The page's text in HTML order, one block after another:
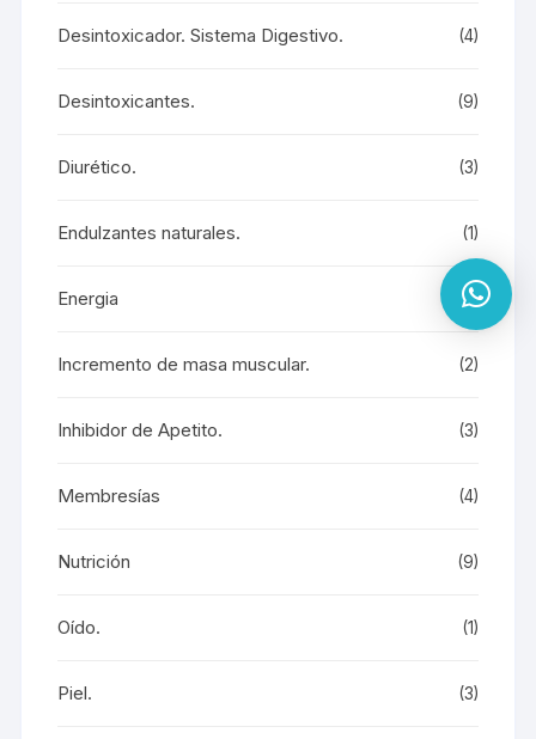
Desintoxicador. Sistema Digestivo. (4)
Desintoxicantes. (9)
Diurético. (3)
Endulzantes naturales. (1)
Energia (7)
Incremento de masa muscular. (2)
Inhibidor de Apetito. (3)
Membresías (4)
Nutrición (9)
Oído. (1)
Piel. (3)